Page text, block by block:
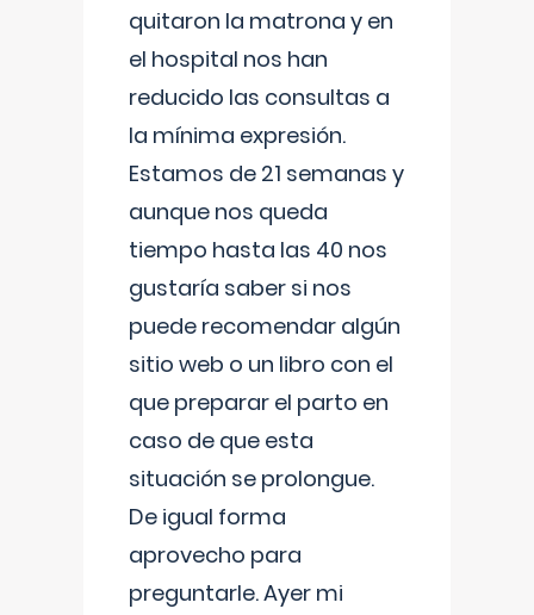
quitaron la matrona y en
el hospital nos han
reducido las consultas a
la mínima expresión.
Estamos de 21 semanas y
aunque nos queda
tiempo hasta las 40 nos
gustaría saber si nos
puede recomendar algún
sitio web o un libro con el
que preparar el parto en
caso de que esta
situación se prolongue.
De igual forma
aprovecho para
preguntarle. Ayer mi